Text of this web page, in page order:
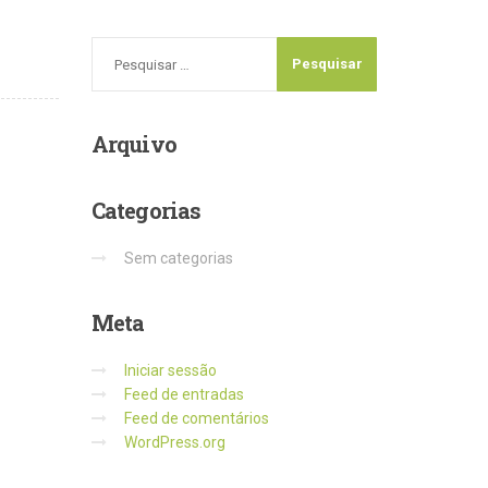
Arquivo
Categorias
Sem categorias
Meta
Iniciar sessão
Feed de entradas
Feed de comentários
WordPress.org